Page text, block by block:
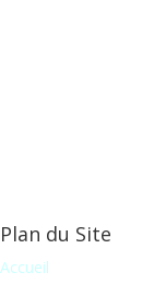
Plan du Site
Accueil